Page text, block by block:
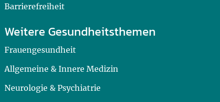
Barrierefreiheit
Weitere Gesundheitsthemen
Frauengesundheit
Allgemeine & Innere Medizin
Neurologie & Psychiatrie